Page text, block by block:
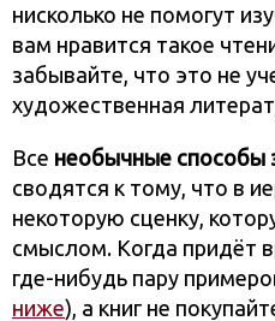
нисколько не помогут
вам нравится такое
забывайте, что это не
художественная
Все необычные способы
сводятся к тому, что в
некоторую сценку,
смыслом. Когда придёт
где-нибудь пару
ниже), а книг не